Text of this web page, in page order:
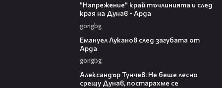
"Напрежение" край тъчлинията и след
края на Дунав - Арда
gongbg
Емануел Луканов след загубата от
Арда
gongbg
Александър Тунчев: Не беше лесно
срещу Дунав, постарахме се